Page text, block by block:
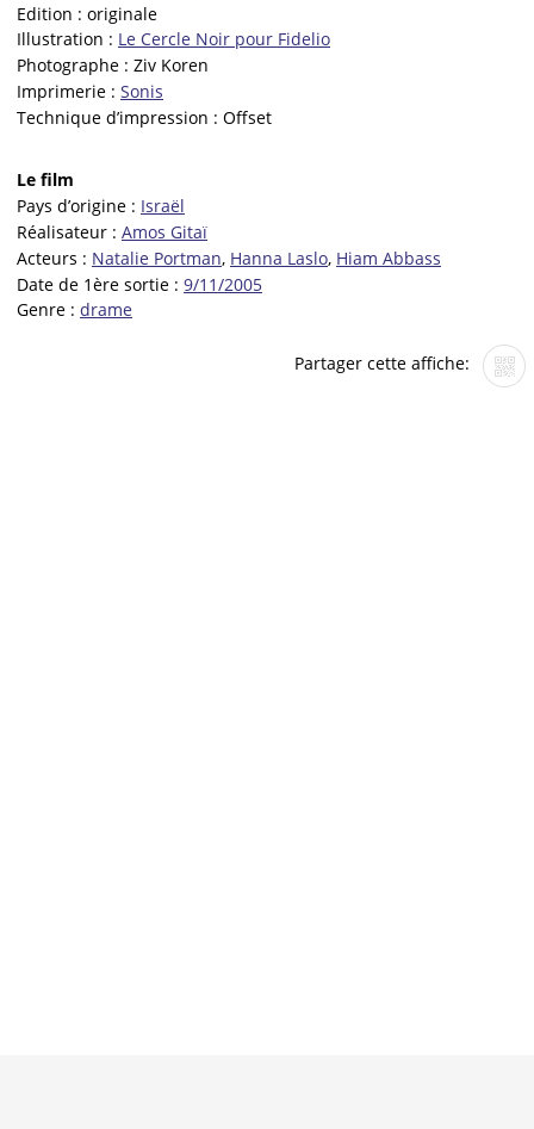
Edition : originale
Illustration : Le Cercle Noir pour Fidelio
Photographe : Ziv Koren
Imprimerie : Sonis
Technique d’impression : Offset
Le film
Pays d’origine : Israël
Réalisateur : Amos Gitaï
Acteurs : Natalie Portman, Hanna Laslo, Hiam Abbass
Date de 1ère sortie : 9/11/2005
Genre : drame
Partager cette affiche: